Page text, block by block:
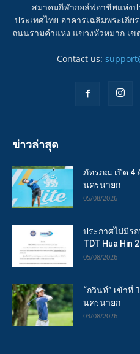
สมาคมกีฬากอล์ฟอาชีพแห่งป
ประเทศไทย อาคารเฉลิมพระเกี
ถนนรามคำแหง แขวงหัวหมาก เข
Contact us:
ข่าวล่าสุด
ภัทรภณ เปิด 4
นครนายก
05/08/2026
ประกาศไม่มีรอ
TDT Hua Hin
05/08/2026
“กวินท์” เข้าที่
นครนายก
03/08/2026